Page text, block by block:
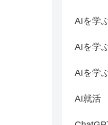
AIを学
AIを学
AIを学
AI就活